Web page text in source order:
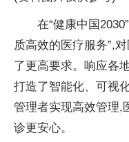
在“健康中国
质高效的医疗服务”,
了更高要求。响应各
打造了智能化、可视
管理者实现高效管理,
诊更安心。